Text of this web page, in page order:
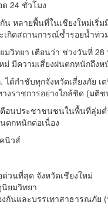
ด 24 ชั่วโมง
น หลายพื้นที่ในเชียงใหม่เริ่
ะเกิดสถานการณ์ซ้ำรอยน้ำท่
มวิทยา เตือนว่า ช่วงวันที่
หม่ มีความเสี่ยงฝนตกหนักถึ
ด้กำชับทุกจังหวัดเสี่ยงภัย
งราชการอย่างใกล้ชิด (มติ
อนประชาชนชนในพื้นที่ลุ่มต่
ตกหนักต่อเนื่อง
นิวส์
วนที่สุด จังหวัดเชียงใหม่
ยมวิทยา
งกันและบรรเทาสาธารณภัย